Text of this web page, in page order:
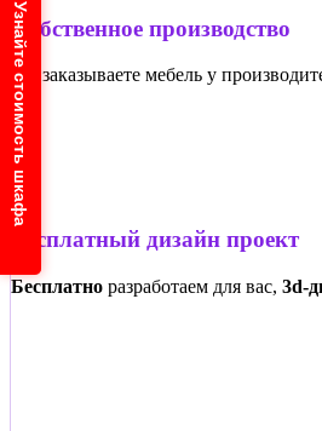
Собственное производство
Вы заказываете мебель у
Бесплатный дизайн проект
Бесплатно разработаем для вас, 3d-
Узнайте стоимость шкафа